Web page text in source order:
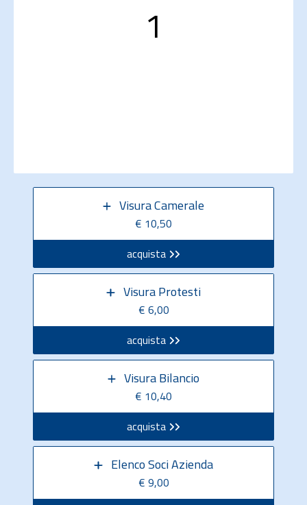
1
Visura Camerale
€ 10,50
acquista
Visura Protesti
€ 6,00
acquista
Visura Bilancio
€ 10,40
acquista
Elenco Soci Azienda
€ 9,00